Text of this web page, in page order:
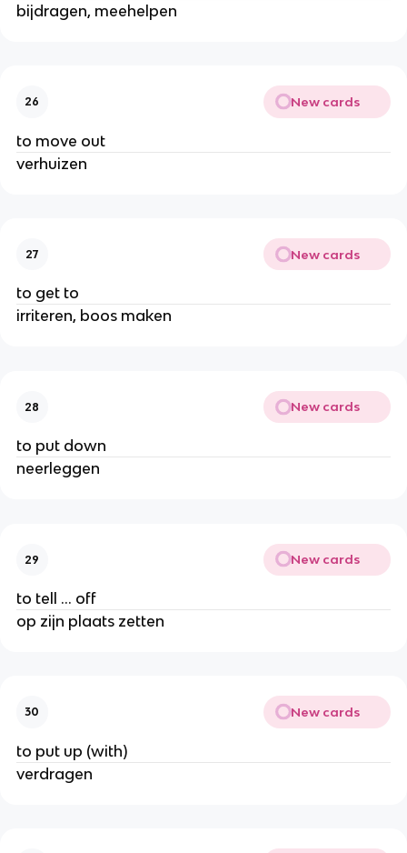
bijdragen, meehelpen
26 New cards
to move out
verhuizen
27 New cards
to get to
irriteren, boos maken
28 New cards
to put down
neerleggen
29 New cards
to tell ... off
op zijn plaats zetten
30 New cards
to put up (with)
verdragen